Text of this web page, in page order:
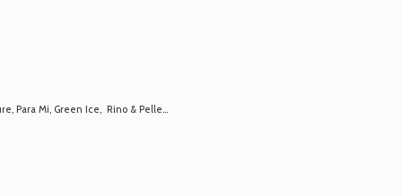
Para Mi, Green Ice, Rino & Pelle...